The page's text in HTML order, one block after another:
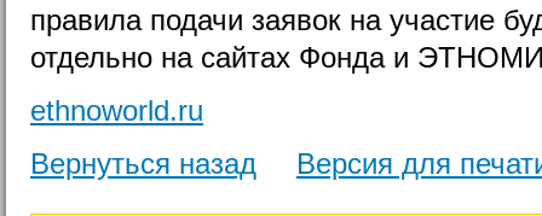
правила подачи заявок на участие
отдельно на сайтах Фонда и
ethnoworld.ru
Вернуться назад
Версия для